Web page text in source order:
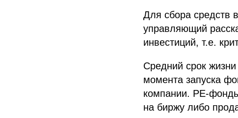
Для сбора средств
управляющий
инвестиций, т.е.
Средний срок
момента запуска
компании. PE-
на биржу либо